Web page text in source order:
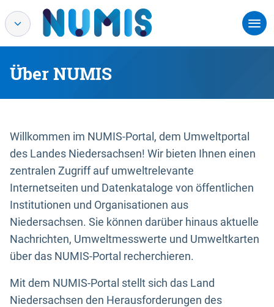
Über NUMIS
Willkommen im NUMIS-Portal, dem Umweltportal
des Landes Niedersachsen! Wir bieten Ihnen einen
zentralen Zugriff auf umweltrelevante
Internetseiten und Datenkataloge von öffentlichen
Institutionen und Organisationen aus
Niedersachsen. Sie können darüber hinaus aktuelle
Nachrichten, Umweltmesswerte und Umweltkarten
über das NUMIS-Portal recherchieren.
Mit dem NUMIS-Portal stellt sich das Land
Niedersachsen den Herausforderungen des